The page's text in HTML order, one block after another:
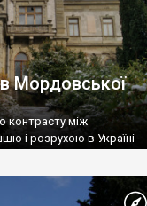
Мордовської
контрасту між
і розрухою в Україні